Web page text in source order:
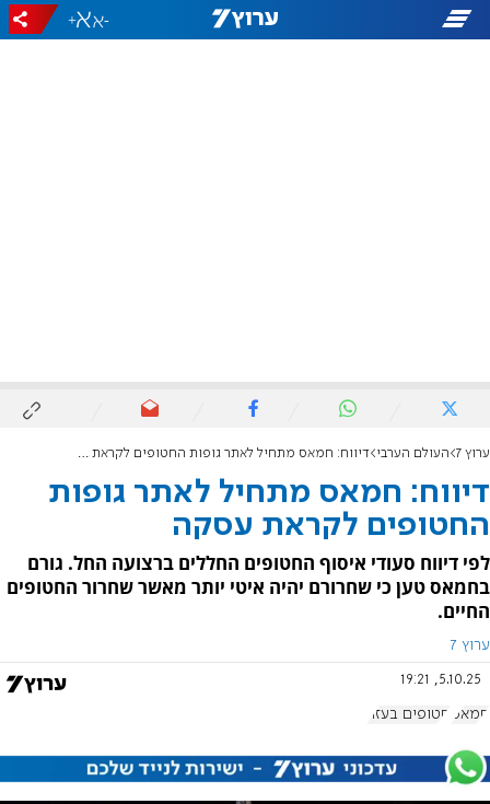
-
+
ערוץ 7 העולם הערבי דיווח: חמאס מתחיל לאתר גופות החטופים לקראת עסקה
דיווח: חמאס מתחיל לאתר גופות
החטופים לקראת עסקה
לפי דיווח סעודי איסוף החטופים החללים ברצועה החל. גורם
בחמאס טען כי שחרורם יהיה איטי יותר מאשר שחרור החטופים
החיים.
ערוץ 7
5.10.25, 19:21
חמאס חטופים בעזה